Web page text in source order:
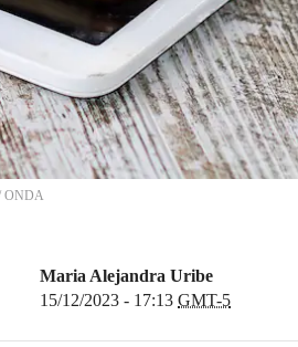
ONDA
Maria Alejandra Uribe
15/12/2023 - 17:13 GMT-5